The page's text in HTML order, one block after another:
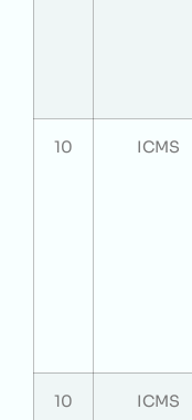
10 ICMS
10 ICMS